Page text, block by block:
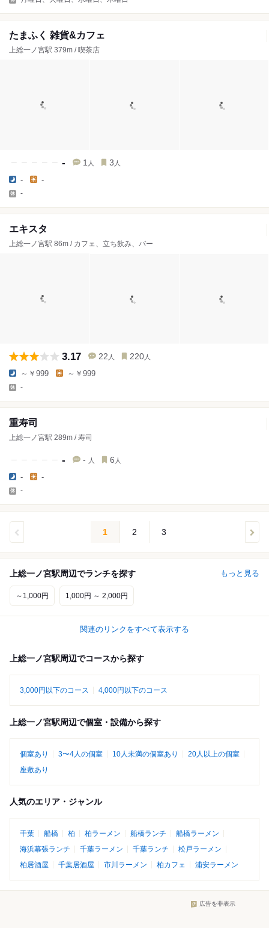
たまふく 雑貨&カフェ
上総一ノ宮駅 379m / 喫茶店
- 1 人 3 人
- -
-
エキスタ
上総一ノ宮駅 86m / カフェ、立ち飲み、バー
3.17 22 人 220 人
～￥999 ～￥999
-
重寿司
上総一ノ宮駅 289m / 寿司
- - 人 6 人
- -
-
1 2 3
上総一ノ宮駅周辺でランチを探す もっと見る
～1,000円 1,000円 ～ 2,000円
関連のリンクをすべて表示する
上総一ノ宮駅周辺でコースから探す
3,000円以下のコース 4,000円以下のコース
上総一ノ宮駅周辺で個室・設備から探す
個室あり 3〜4人の個室 10人未満の個室あり
20人以上の個室
座敷あり
人気のエリア・ジャンル
千葉 船橋 柏 柏ラーメン 船橋ランチ
船橋ラーメン
海浜幕張ランチ
千葉ラーメン 千葉ランチ
松戸ラーメン
柏居酒屋
千葉居酒屋 市川ラーメン 柏カフェ 浦安ラーメン
広告を非表示